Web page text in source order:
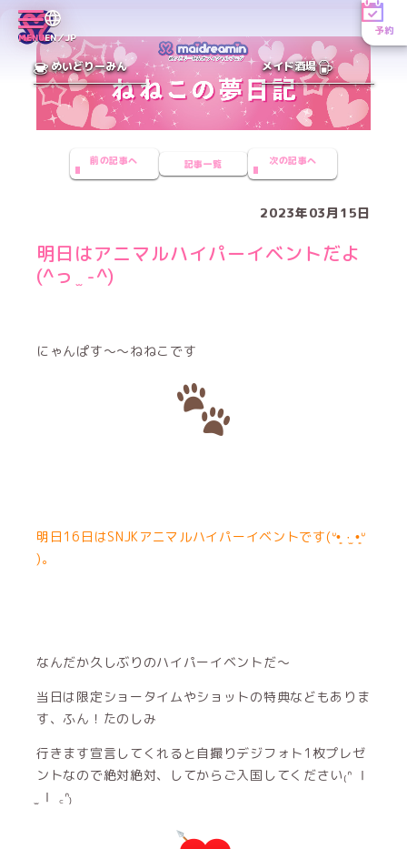
MENUEN／JP
予約
めいどりーみん メイド酒場
前の記事へ 記事一覧 次の記事へ
2023年03月15日
明日はアニマルハイパーイベントだよ
(^っ ̫ -^)
にゃんぱす〜〜ねねこです
明日16日はSNJKアニマルハイパーイベントです(ᐡ•͈ ·̫ •͈ᐡ
)。
なんだか久しぶりのハイパーイベントだ〜
当日は限定ショータイムやショットの特典などもありま
す、ふん！たのしみ
行きます宣言してくれると自撮りデジフォト1枚プレゼ
ントなので絶対絶対、してからご入国してください₍ᐢ Ⅰ
̫ Ⅰ ꜀ᐢ₎